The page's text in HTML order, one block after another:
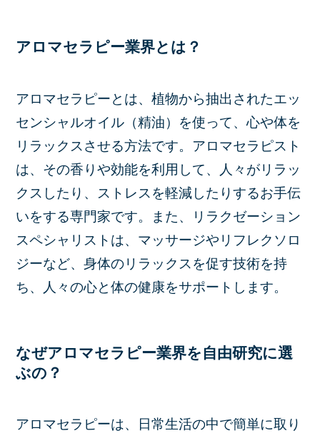
アロマセラピー業界とは？
アロマセラピーとは、植物から抽出されたエッ
センシャルオイル（精油）を使って、心や体を
リラックスさせる方法です。アロマセラピスト
は、その香りや効能を利用して、人々がリラッ
クスしたり、ストレスを軽減したりするお手伝
いをする専門家です。また、リラクゼーション
スペシャリストは、マッサージやリフレクソロ
ジーなど、身体のリラックスを促す技術を持
ち、人々の心と体の健康をサポートします。
なぜアロマセラピー業界を自由研究に選
ぶの？
アロマセラピーは、日常生活の中で簡単に取り